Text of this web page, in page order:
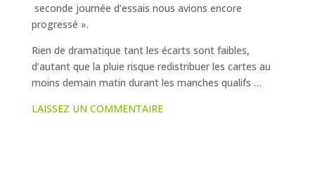
seconde journée d’essais nous avions encore
progressé ».
Rien de dramatique tant les écarts sont faibles,
d’autant que la pluie risque redistribuer les cartes au
moins demain matin durant les manches qualifs …
LAISSEZ UN COMMENTAIRE